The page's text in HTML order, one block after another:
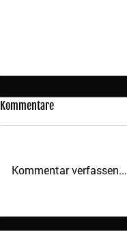
Kommentare
Kommentar verfassen...